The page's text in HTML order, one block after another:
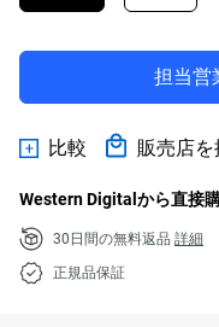
担当営
比較 販売店を
Western Digitalから直接
30日間の無料返品 詳細
正規品保証